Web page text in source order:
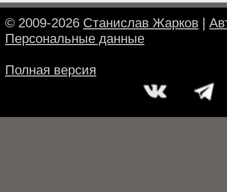
© 2009-2026 Станислав Жарков |
Персональные данные
Полная версия